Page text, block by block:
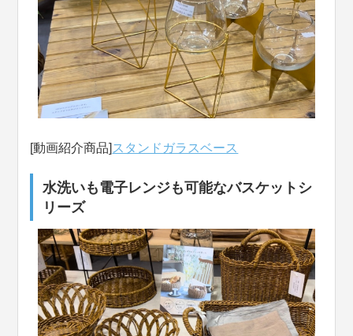
[動画紹介商品] スタンドガラスベース
水洗いも電子レンジも可能なバスケットシ
リーズ